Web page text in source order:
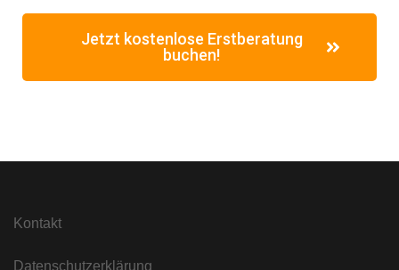
Jetzt kostenlose Erstberatung
buchen!
Kontakt
Datenschutzerklärung